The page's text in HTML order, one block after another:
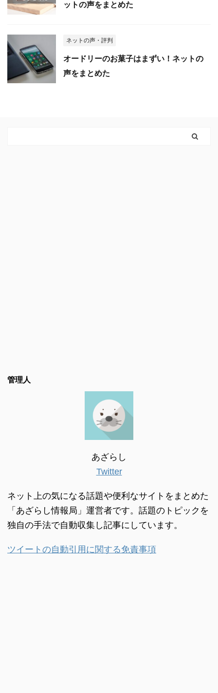
ットの声をまとめた
ネットの声・評判
オードリーのお菓子はまずい！ネットの
声をまとめた
管理人
あざらし
Twitter
ネット上の気になる話題や便利なサイトをまとめた
「あざらし情報局」運営者です。話題のトピックを
独自の手法で自動収集し記事にしています。
ツイートの自動引用に関する免責事項